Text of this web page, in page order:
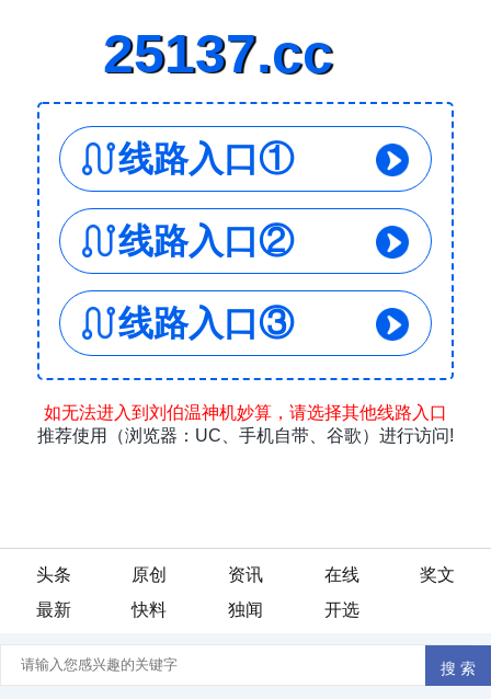
头条 原创 资讯 在线
奖文
最新
快料 独闻 开选